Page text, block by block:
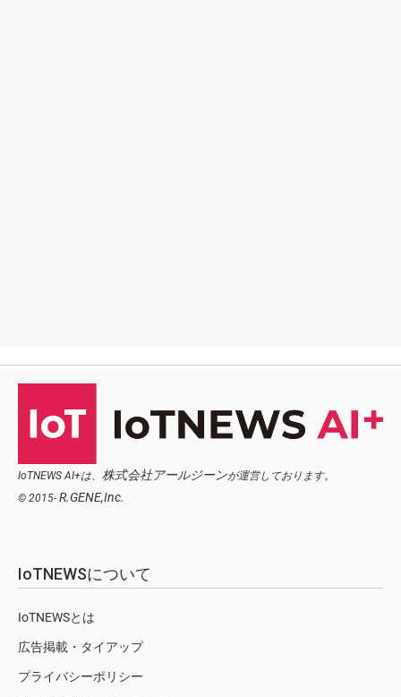
IoTNEWS AI+は、 株式会社アールジーンが運営しております。
© 2015- R.GENE,Inc.
IoTNEWSについて
IoTNEWSとは
広告掲載・タイアップ
プライバシーポリシー